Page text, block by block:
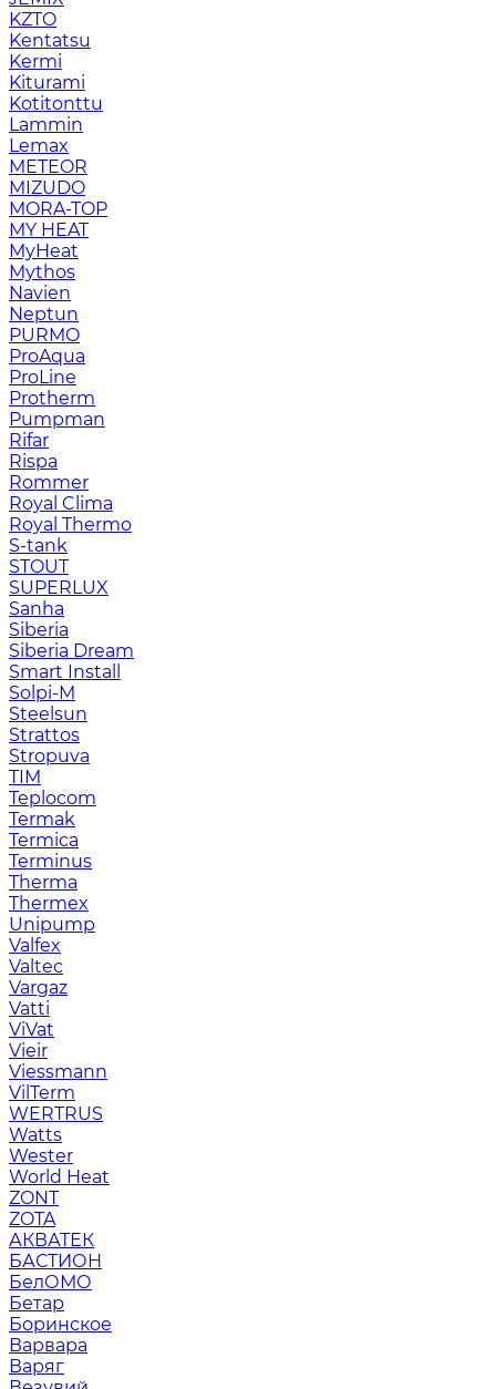
KZTO
Kentatsu
Kermi
Kiturami
Kotitonttu
Lammin
Lemax
METEOR
MIZUDO
MORA-TOP
MY HEAT
MyHeat
Mythos
Navien
Neptun
PURMO
ProAqua
ProLine
Protherm
Pumpman
Rifar
Rispa
Rommer
Royal Clima
Royal Thermo
S-tank
STOUT
SUPERLUX
Sanha
Siberia
Siberia Dream
Smart Install
Solpi-M
Steelsun
Strattos
Stropuva
TIM
Teplocom
Termak
Termica
Terminus
Therma
Thermex
Unipump
Valfex
Valtec
Vargaz
Vatti
ViVat
Vieir
Viessmann
VilTerm
WERTRUS
Watts
Wester
World Heat
ZONT
ZOTA
АКВАТЕК
БАСТИОН
БелОМО
Бетар
Боринское
Варвара
Варяг